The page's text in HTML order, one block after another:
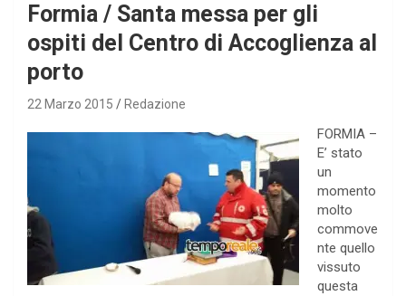
Formia / Santa messa per gli
ospiti del Centro di Accoglienza al
porto
22 Marzo 2015 Redazione
FORMIA –
E’ stato
un
momento
molto
commove
nte quello
vissuto
questa